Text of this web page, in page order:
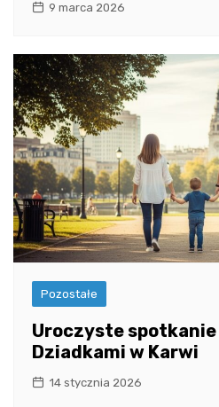
9 marca 2026
Pozostałe
Uroczyste spotkanie
Dziadkami w Karwi
14 stycznia 2026